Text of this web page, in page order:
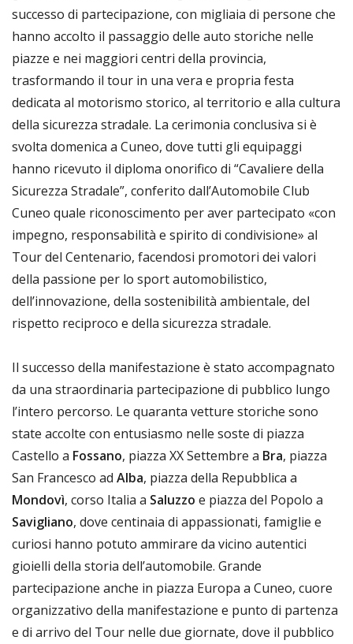
successo di partecipazione, con migliaia di persone che
hanno accolto il passaggio delle auto storiche nelle
piazze e nei maggiori centri della provincia,
trasformando il tour in una vera e propria festa
dedicata al motorismo storico, al territorio e alla cultura
della sicurezza stradale. La cerimonia conclusiva si è
svolta domenica a Cuneo, dove tutti gli equipaggi
hanno ricevuto il diploma onorifico di “Cavaliere della
Sicurezza Stradale”, conferito dall’Automobile Club
Cuneo quale riconoscimento per aver partecipato «con
impegno, responsabilità e spirito di condivisione» al
Tour del Centenario, facendosi promotori dei valori
della passione per lo sport automobilistico,
dell’innovazione, della sostenibilità ambientale, del
rispetto reciproco e della sicurezza stradale.
Il successo della manifestazione è stato accompagnato
da una straordinaria partecipazione di pubblico lungo
l’intero percorso. Le quaranta vetture storiche sono
state accolte con entusiasmo nelle soste di piazza
Castello a Fossano, piazza XX Settembre a Bra, piazza
San Francesco ad Alba, piazza della Repubblica a
Mondovì, corso Italia a Saluzzo e piazza del Popolo a
Savigliano, dove centinaia di appassionati, famiglie e
curiosi hanno potuto ammirare da vicino autentici
gioielli della storia dell’automobile. Grande
partecipazione anche in piazza Europa a Cuneo, cuore
organizzativo della manifestazione e punto di partenza
e di arrivo del Tour nelle due giornate, dove il pubblico